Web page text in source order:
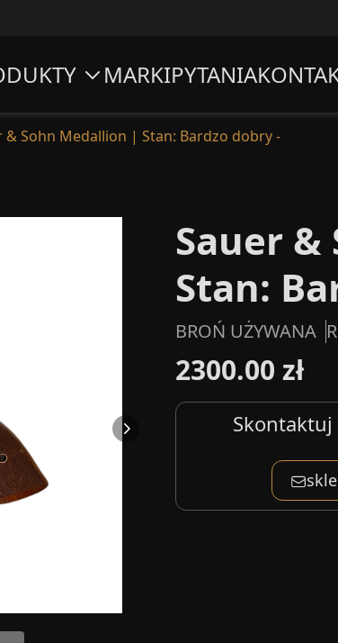
MARKIPYTANIA
& Sohn Medallion | Stan: Bardzo dobry -
Sauer
Stan:
BROŃ UŻYWANA
2300.00 zł